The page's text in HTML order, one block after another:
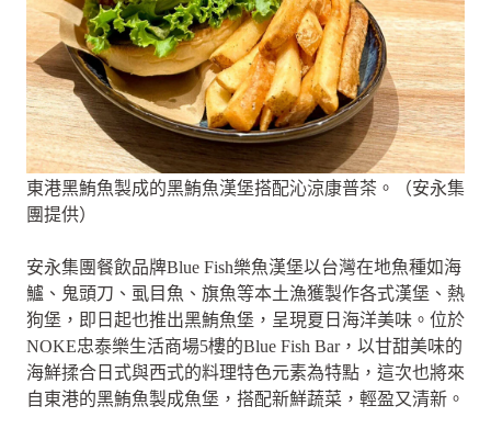
東港黑鮪魚製成的黑鮪魚漢堡搭配沁涼康普茶。（安永集
團提供）
安永集團餐飲品牌Blue Fish樂魚漢堡以台灣在地魚種如海
鱸、鬼頭刀、虱目魚、旗魚等本土漁獲製作各式漢堡、熱
狗堡，即日起也推出黑鮪魚堡，呈現夏日海洋美味。位於
NOKE忠泰樂生活商場5樓的Blue Fish Bar，以甘甜美味的
海鮮揉合日式與西式的料理特色元素為特點，這次也將來
自東港的黑鮪魚製成魚堡，搭配新鮮蔬菜，輕盈又清新。